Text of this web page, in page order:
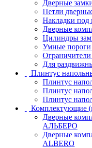
Дверные
Петли
Накладки под
Дверные
Цилиндры
Умные пороги
Ограничители
Для
Плинтус
Плинтус
Плинтус
Плинтус
Комплектующие
Дверные
АЛЬБЕРО
Дверные
ALBERO